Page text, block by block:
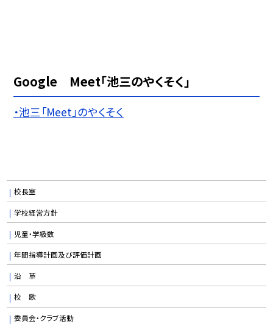
Google Meet「池三のやくそく」
・池三「Meet」のやくそく
校長室
学校経営方針
児童・学級数
年間指導計画及び評価計画
沿 革
校 歌
委員会・クラブ活動